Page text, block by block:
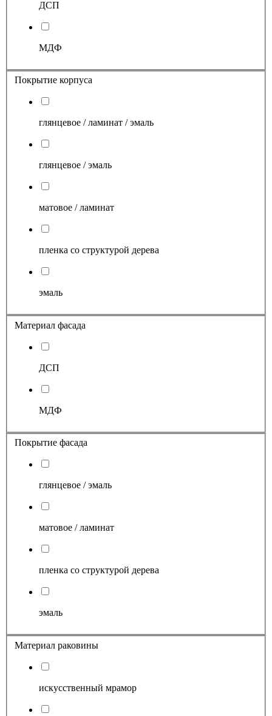
ДСП
МДФ
Покрытие корпуса
глянцевое / ламинат / эмаль
глянцевое / эмаль
матовое / ламинат
пленка со структурой дерева
эмаль
Материал фасада
ДСП
МДФ
Покрытие фасада
глянцевое / эмаль
матовое / ламинат
пленка со структурой дерева
эмаль
Материал раковины
искусственный мрамор